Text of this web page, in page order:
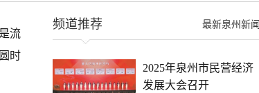
流
时
最新泉州新闻
频道推荐
2025年泉州市民营经济
发展大会召开